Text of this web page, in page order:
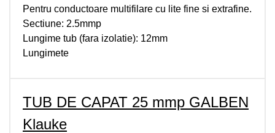
Pentru conductoare multifilare cu lite fine si extrafine.
Sectiune: 2.5mmp
Lungime tub (fara izolatie): 12mm
Lungimete
TUB DE CAPAT 25 mmp GALBEN
Klauke